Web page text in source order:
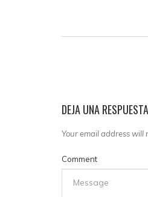
DEJA UNA RESPUESTA
Your email address will
Comment